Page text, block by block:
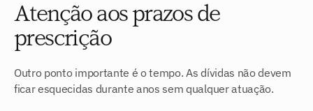
Atenção aos prazos de
prescrição
Outro ponto importante é o tempo. As dívidas não devem
ficar esquecidas durante anos sem qualquer atuação.